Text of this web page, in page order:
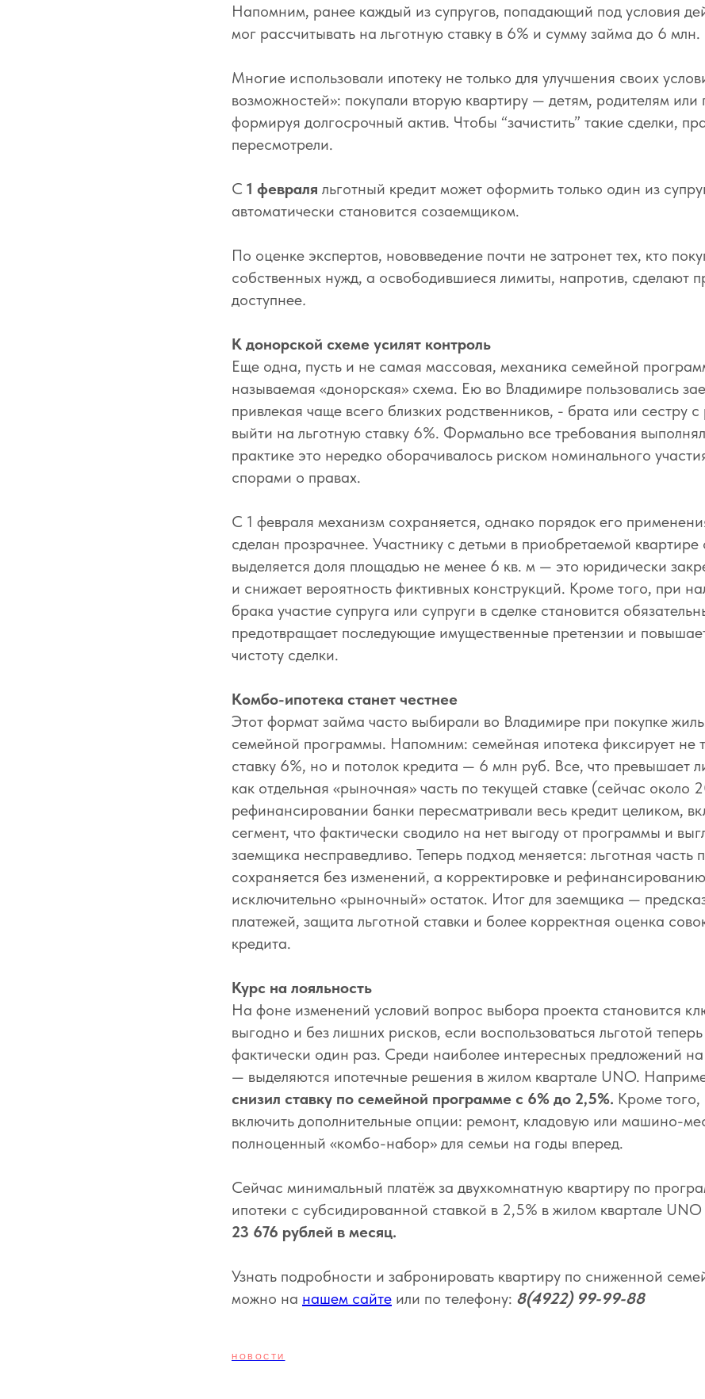
Напомним, ранее каждый из супругов, попадающий под условия
мог рассчитывать на льготную ставку в 6% и сумму займа до 6 млн.
Многие использовали ипотеку не только для улучшения своих
возможностей»: покупали вторую квартиру — детям, родителям
формируя долгосрочный актив. Чтобы “зачистить” такие сделки,
пересмотрели.
С 1 февраля льготный кредит может оформить только один из
автоматически становится созаемщиком.
По оценке экспертов, нововведение почти не затронет тех, кто
собственных нужд, а освободившиеся лимиты, напротив, сделают
доступнее.
К донорской схеме усилят контроль
Еще одна, пусть и не самая массовая, механика семейной
называемая «донорская» схема. Ею во Владимире пользовались
привлекая чаще всего близких родственников, - брата или сестру
выйти на льготную ставку 6%. Формально все требования
практике это нередко оборачивалось риском номинального
спорами о правах.
С 1 февраля механизм сохраняется, однако порядок его
сделан прозрачнее. Участнику с детьми в приобретаемой квартире
выделяется доля площадью не менее 6 кв. м — это юридически
и снижает вероятность фиктивных конструкций. Кроме того, при
брака участие супруга или супруги в сделке становится
предотвращает последующие имущественные претензии и
чистоту сделки.
Комбо-ипотека станет честнее
Этот формат займа часто выбирали во Владимире при покупке
семейной программы. Напомним: семейная ипотека фиксирует не
ставку 6%, но и потолок кредита — 6 млн руб. Все, что превышает
как отдельная «рыночная» часть по текущей ставке (сейчас около
рефинансировании банки пересматривали весь кредит целиком,
сегмент, что фактически сводило на нет выгоду от программы и
заемщика несправедливо. Теперь подход меняется: льготная часть
сохраняется без изменений, а корректировке и
исключительно «рыночный» остаток. Итог для заемщика —
платежей, защита льготной ставки и более корректная оценка
кредита.
Курс на лояльность
На фоне изменений условий вопрос выбора проекта становится
выгодно и без лишних рисков, если воспользоваться льготой
фактически один раз. Среди наиболее интересных предложений
— выделяются ипотечные решения в жилом квартале UNO.
снизил ставку по семейной программе с 6% до 2,5%. Кроме того,
включить дополнительные опции: ремонт, кладовую или машино-
полноценный «комбо-набор» для семьи на годы вперед.
Сейчас минимальный платёж за двухкомнатную квартиру по
ипотеки с субсидированной ставкой в 2,5% в жилом квартале
23 676 рублей в месяц.
Узнать подробности и забронировать квартиру по сниженной
можно на нашем сайте или по телефону: 8(4922) 99-99-88
НОВОСТИ